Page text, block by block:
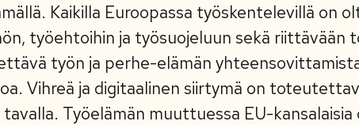
Kaikilla Euroopassa työskentelevillä on
työehtoihin ja työsuojeluun sekä riittävään
työn ja perhe-elämän
Vihreä ja digitaalinen siirtymä on
Työelämän muuttuessa EU-